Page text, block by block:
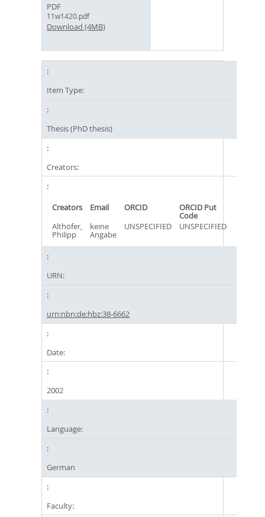
PDF
11w1420.pdf
Download (4MB)
Item Type:
Thesis (PhD thesis)
Creators:
Creators Email ORCID ORCID Put
Code
Althöfer,
Philipp
keine
Angabe
UNSPECIFIED UNSPECIFIED
URN:
urn:nbn:de:hbz:38-6662
Date:
2002
Language:
German
Faculty: